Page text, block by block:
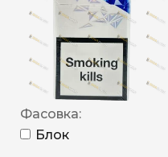
Фасовка:
Блок